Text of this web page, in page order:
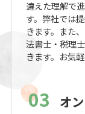
違えた理解で
す。弊社では
きます。また
法書士・税理
きます。お気
03 オ